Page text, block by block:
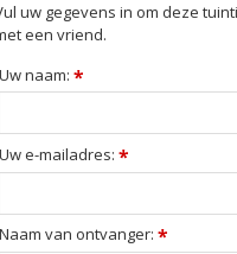
uw gegevens in om deze
een vriend.
Uw naam: *
Uw e-mailadres: *
Naam van ontvanger: *